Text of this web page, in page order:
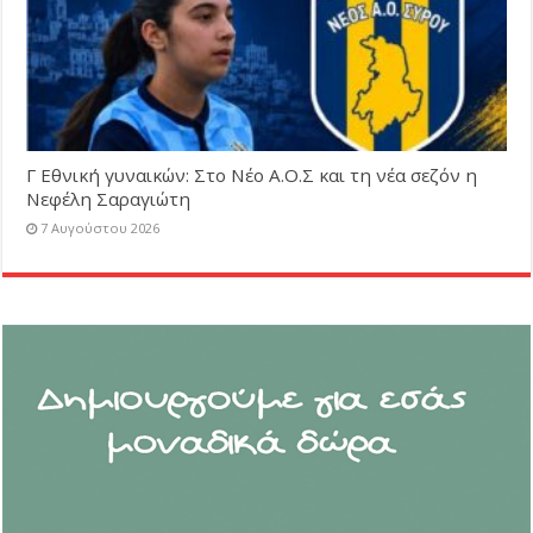
Γ Εθνική γυναικών: Στο Νέο Α.Ο.Σ και τη νέα σεζόν η
Νεφέλη Σαραγιώτη
7 Αυγούστου 2026